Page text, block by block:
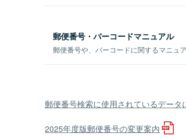
郵便番号・バーコードマニュアル
郵便番号や、バーコードに関するマニュ
郵便番号検索に使用されているデータ
2025年度版郵便番号の変更案内